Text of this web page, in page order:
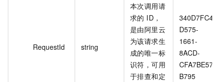
RequestId string
本次调用请
求的 ID，
是由阿里云
为该请求生
成的唯一标
识符，可用
于排查和定
340D7FC4-
D575-
1661-
8ACD-
CFA7BE57
B795